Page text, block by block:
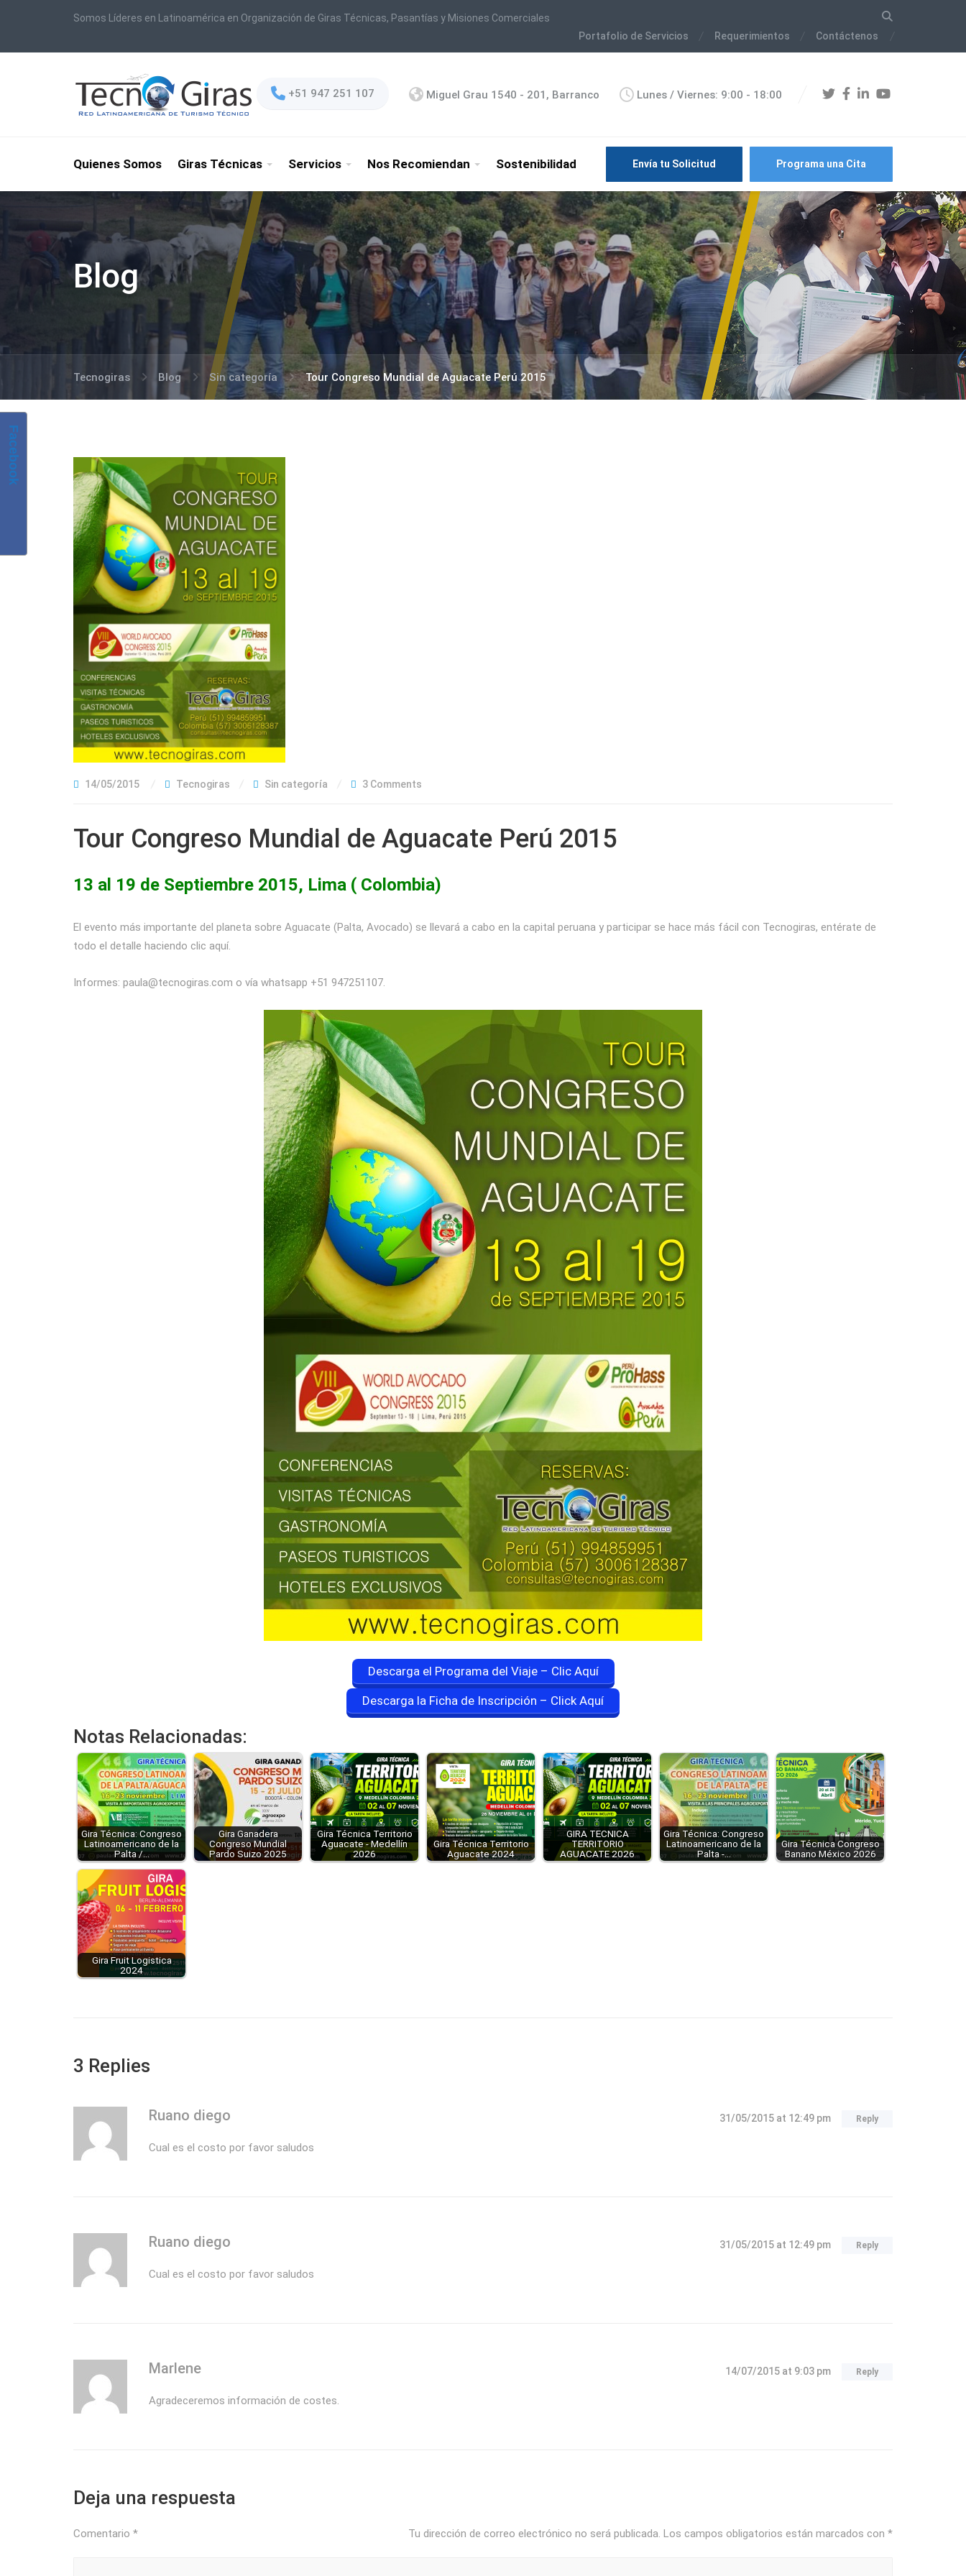
Somos Líderes en Latinoamérica en Organización de Giras Técnicas, Pasantías y Misiones Comerciales
Portafolio de Servicios
Requerimientos Contáctenos
+51 947 251 107 Miguel Grau 1540 - 201, Barranco Lunes / Viernes: 9:00 - 18:00
Quienes Somos Giras Técnicas Servicios Nos Recomiendan Sostenibilidad Envía tu Solicitud Programa una Cita
Blog
Tecnogiras Blog Sin categoría Tour Congreso Mundial de Aguacate Perú 2015
14/05/2015 Tecnogiras Sin categoría 3 Comments
Tour Congreso Mundial de Aguacate Perú 2015
13 al 19 de Septiembre 2015, Lima ( Colombia)
El evento más importante del planeta sobre Aguacate (Palta, Avocado) se llevará a cabo en la capital peruana y participar se hace más fácil con Tecnogiras, entérate de
todo el detalle haciendo clic aquí.
Informes: paula@tecnogiras.com o vía whatsapp +51 947251107.
Descarga el Programa del Viaje – Clic Aquí
Descarga la Ficha de Inscripción – Click Aquí
Notas Relacionadas:
Gira Técnica: Congreso
Latinoamericano de la
Palta /…
Gira Ganadera
Congreso Mundial
Pardo Suizo 2025
Gira Técnica Territorio
Aguacate - Medellín
2026
Gira Técnica Territorio
Aguacate 2024
GIRA TECNICA
TERRITORIO
AGUACATE 2026
Gira Técnica: Congreso
Latinoamericano de la
Palta -…
Gira Técnica Congreso
Banano México 2026
Gira Fruit Logistica
2024
3 Replies
Ruano diego 31/05/2015 at 12:49 pm Reply
Cual es el costo por favor saludos
Ruano diego 31/05/2015 at 12:49 pm Reply
Cual es el costo por favor saludos
Marlene 14/07/2015 at 9:03 pm Reply
Agradeceremos información de costes.
Deja una respuesta
Tu dirección de correo electrónico no será publicada. Los campos obligatorios están marcados con *
Comentario *
Facebook